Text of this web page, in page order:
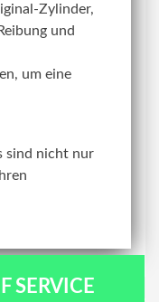
Zylinder,
und
um eine
sind nicht nur
SERVICE